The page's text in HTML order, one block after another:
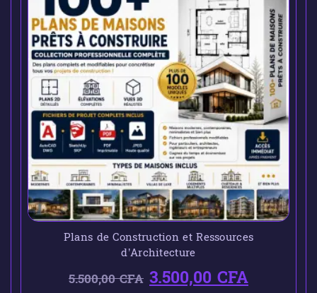
Plans de Construction et Ressources
d’Architecture
5.500,00CFA 3.500,00CFA